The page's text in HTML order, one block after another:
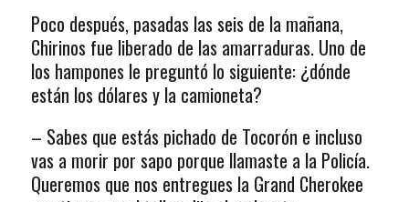
Poco después, pasadas las seis de la mañana,
Chirinos fue liberado de las amarraduras. Uno de
los hampones le preguntó lo siguiente: ¿dónde
están los dólares y la camioneta?
– Sabes que estás pichado de Tocorón e incluso
vas a morir por sapo porque llamaste a la Policía.
Queremos que nos entregues la Grand Cherokee